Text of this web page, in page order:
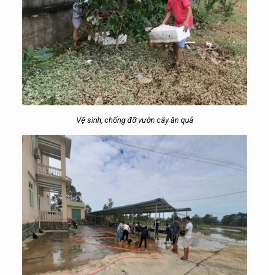
Vệ sinh, chống đỡ vườn cây ăn quả